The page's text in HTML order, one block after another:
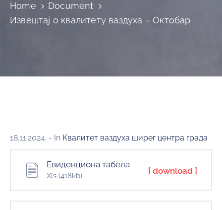
и
Home
Document
Извештај о квалитету ваздуха – Октобар
18.11.2024. - In Квалитет ваздуха ширег центра града
Евиденциона табела
Xls (418kb) [ download ]